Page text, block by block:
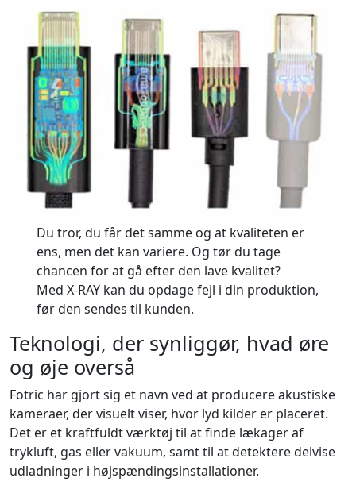
Du tror, du får det samme og at kvaliteten er
ens, men det kan variere. Og tør du tage
chancen for at gå efter den lave kvalitet?
Med X-RAY kan du opdage fejl i din produktion,
før den sendes til kunden.
Teknologi, der synliggør, hvad øre
og øje overså
Fotric har gjort sig et navn ved at producere akustiske
kameraer, der visuelt viser, hvor lyd kilder er placeret.
Det er et kraftfuldt værktøj til at finde lækager af
trykluft, gas eller vakuum, samt til at detektere delvise
udladninger i højspændingsinstallationer.